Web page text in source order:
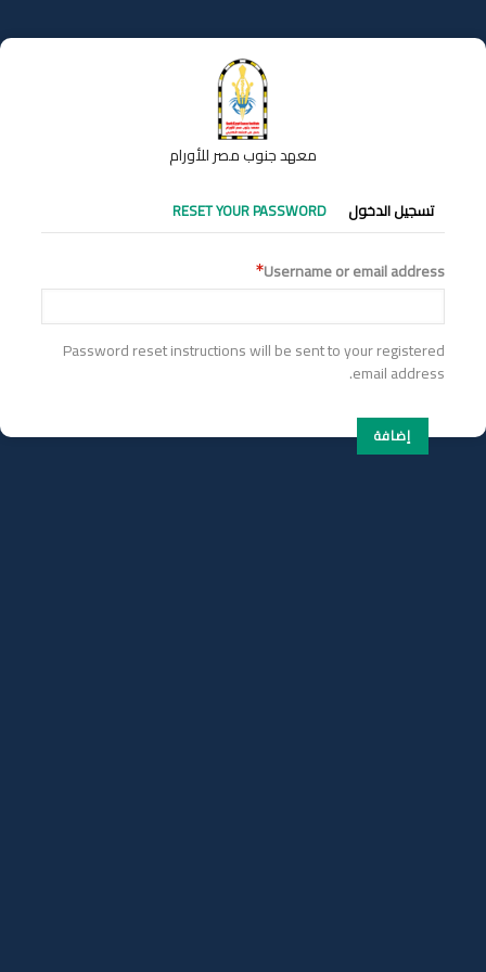
إلى
المحتوى
معهد جنوب مصر للأورام
التبويبات
الأساسية
تسجيل الدخول RESET YOUR PASSWORD
Username or email address
Password reset instructions will be sent to your registered
email address.